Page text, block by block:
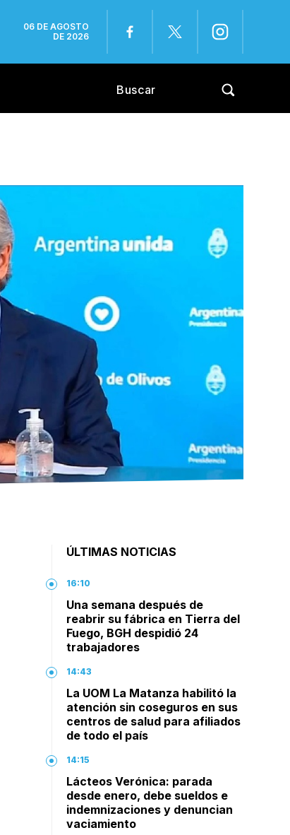
06 DE AGOSTO
DE 2026
ÚLTIMAS NOTICIAS
16:10
Una semana después de
reabrir su fábrica en Tierra del
Fuego, BGH despidió 24
trabajadores
14:43
La UOM La Matanza habilitó la
atención sin coseguros en sus
centros de salud para afiliados
de todo el país
14:15
Lácteos Verónica: parada
desde enero, debe sueldos e
indemnizaciones y denuncian
vaciamiento